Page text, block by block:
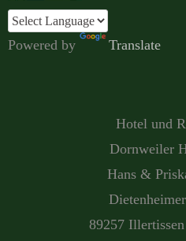
Powered by Translate
Hotel und
Dornweiler
Hans &
89257